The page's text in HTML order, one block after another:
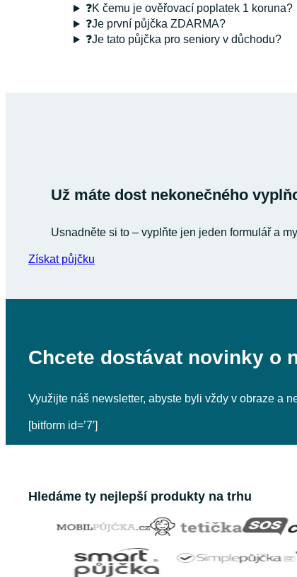
❓K čemu je ověřovací poplatek 1 koruna?
❓Je první půjčka ZDARMA?
❓Je tato půjčka pro seniory v důchodu?
Už máte dost nekonečného
Usnadněte si to – vyplňte jen jeden formulář a
Získat půjčku
Chcete dostávat novinky o
Využijte náš newsletter, abyste byli vždy v obraze a
[bitform id=’7′]
Hledáme ty nejlepší produkty na trhu